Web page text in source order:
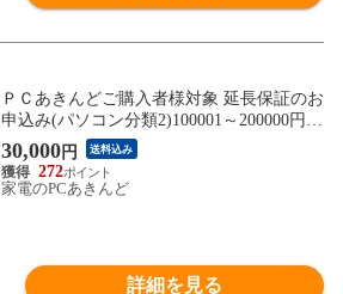
ＰＣあきんどご購入者様対象 延長保証のお
申込み(パソコン分類2)100001～200000円
【個人様限定】【P延保】
30,000円 送料込み
272
家電のPCあきんど
詳細を見る